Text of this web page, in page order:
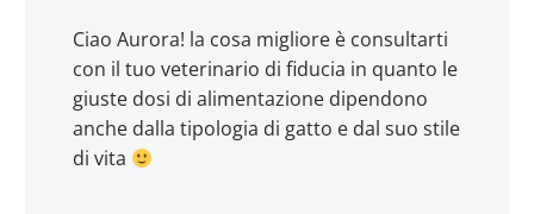
Ciao Aurora! la cosa migliore è consultarti
con il tuo veterinario di fiducia in quanto le
giuste dosi di alimentazione dipendono
anche dalla tipologia di gatto e dal suo stile
di vita